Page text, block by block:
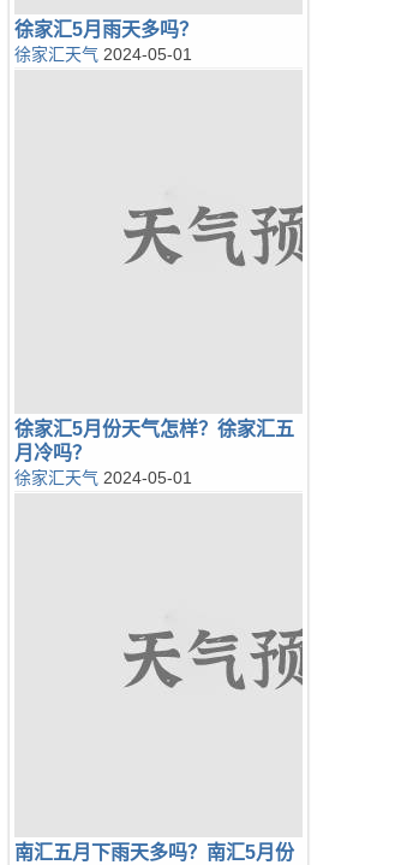
徐家汇5月雨天多吗？
徐家汇天气 2024-05-01
徐家汇5月份天气怎样？徐家汇五
月冷吗？
徐家汇天气 2024-05-01
南汇五月下雨天多吗？南汇5月份